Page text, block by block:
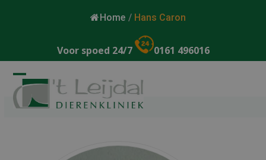
Home / Hans Caron
Voor spoed 24/7 0161 496016
Open
mobile
Close
mobile